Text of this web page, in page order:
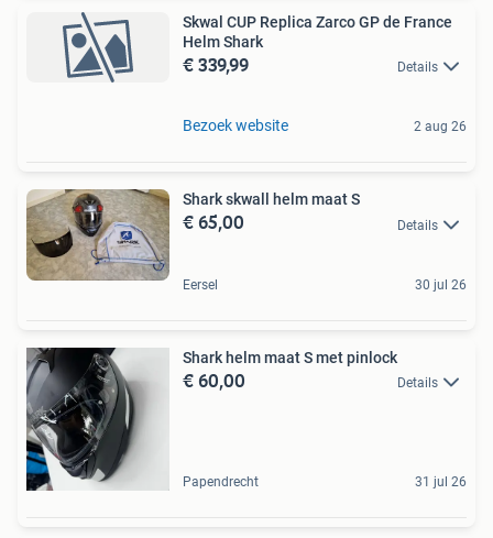
Skwal CUP Replica Zarco GP de France
Helm Shark
€ 339,99 Details
Bezoek website 2 aug 26
Shark skwall helm maat S
€ 65,00 Details
Eersel 30 jul 26
Shark helm maat S met pinlock
€ 60,00 Details
Papendrecht 31 jul 26